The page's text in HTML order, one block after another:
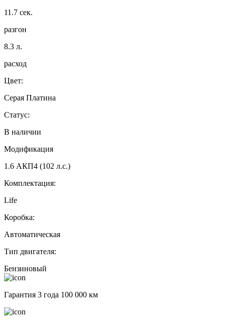
11.7 сек.
разгон
8.3 л.
расход
Цвет:
Серая Платина
Статус:
В наличии
Модификация
1.6 АКП4 (102 л.с.)
Комплектация:
Life
Коробка:
Автоматическая
Тип двигателя:
Бензиновый
Гарантия 3 года 100 000 км